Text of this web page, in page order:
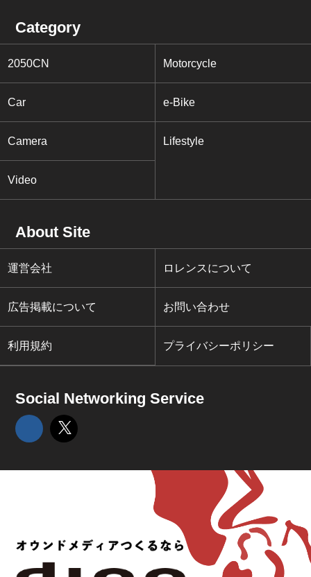
Category
2050CN Motorcycle
Car e-Bike
Camera Lifestyle
Video
About Site
運営会社 ロレンスについて
広告掲載について お問い合わせ
利用規約 プライバシーポリシー
Social Networking Service